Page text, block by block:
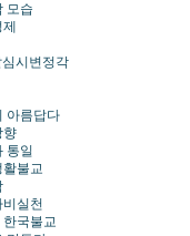
습
시변정각
름답다
일
불교
실천
국불교